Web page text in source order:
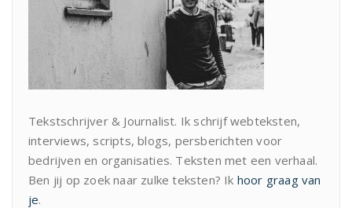
Tekstschrijver & Journalist. Ik schrijf webteksten,
interviews, scripts, blogs, persberichten voor
bedrijven en organisaties. Teksten met een verhaal.
Ben jij op zoek naar zulke teksten? Ik hoor graag van
je.